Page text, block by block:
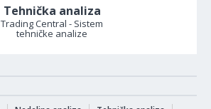
Tehnička analiza
Trading Central - Sistem
tehničke analize